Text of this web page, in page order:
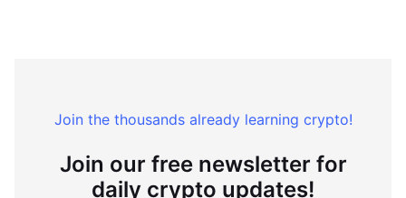
Join the thousands already learning crypto!
Join our free newsletter for
daily crypto updates!